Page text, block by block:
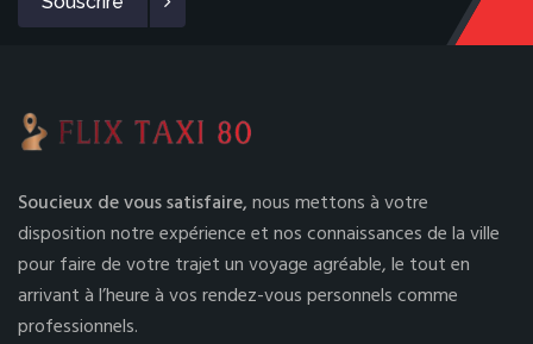
Soucieux de vous satisfaire,nous mettons à votre
disposition notre expérience et nos connaissances de la ville
pour faire de votre trajet un voyage agréable, le tout en
arrivant à l’heure à vos rendez-vous personnels comme
professionnels.